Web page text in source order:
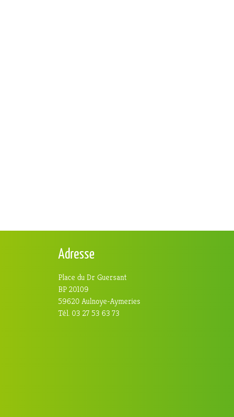
Adresse
Place du Dr Guersant
BP 20109
59620 Aulnoye-Aymeries
Tél. 03 27 53 63 73